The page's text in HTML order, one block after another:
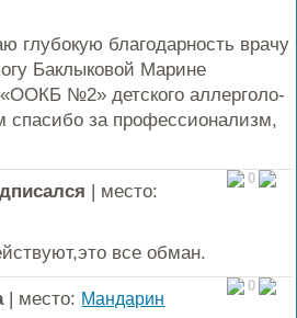
глубокую благодарность врачу
Баклыковой Марине
№2» детского аллерголо-
спасибо за профессионализм,
0
| место:
все обман.
0
| место: Мандарин